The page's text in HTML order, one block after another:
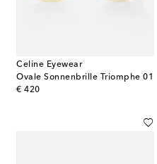
Celine Eyewear
Ovale Sonnenbrille Triomphe 01
€ 420
original price